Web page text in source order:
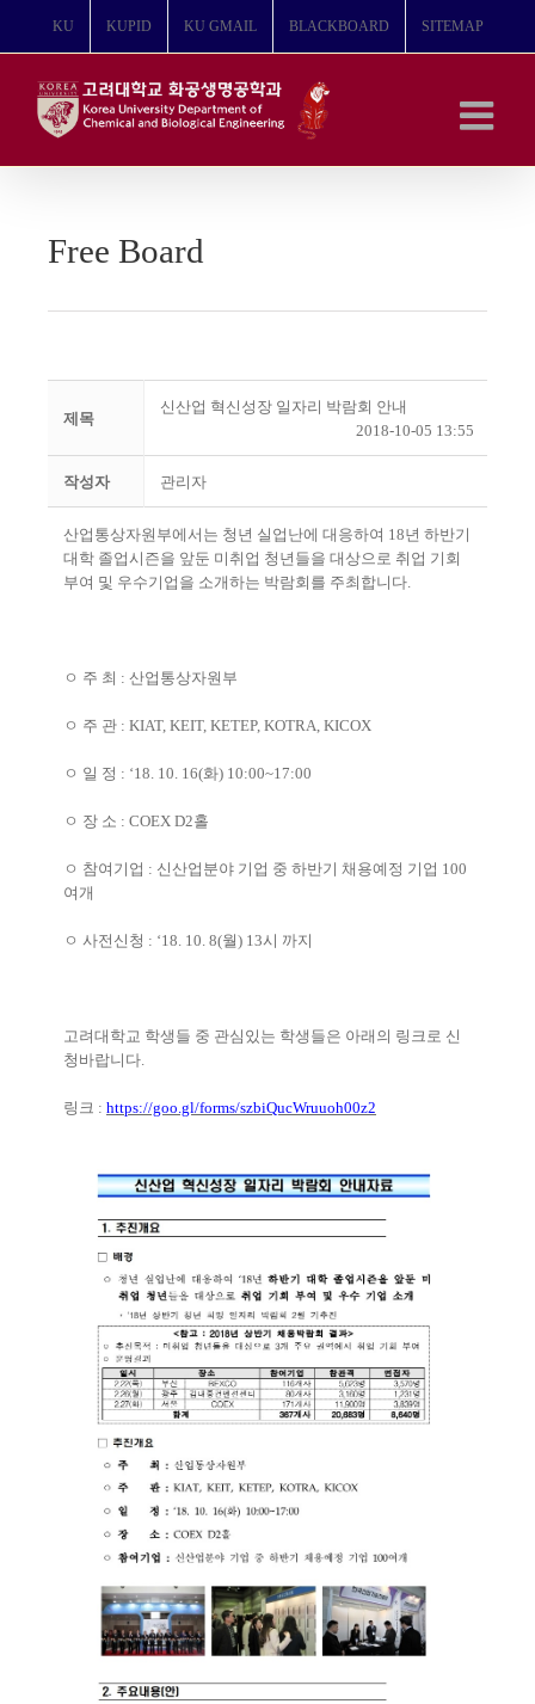
뛰
KU KUPID KU GMAIL BLACKBOARD SITEMAP
Free Board
제목
신산업 혁신성장 일자리 박람회 안내
2018-10-05 13:55
작성자 관리자
산업통상자원부에서는 청년 실업난에 대응하여 18년 하반기
대학 졸업시즌을 앞둔 미취업 청년들을 대상으로 취업 기회
부여 및 우수기업을 소개하는 박람회를 주최합니다.
ㅇ 주 최 : 산업통상자원부
ㅇ 주 관 : KIAT, KEIT, KETEP, KOTRA, KICOX
ㅇ 일 정 : ‘18. 10. 16(화) 10:00~17:00
ㅇ 장 소 : COEX D2홀
ㅇ 참여기업 : 신산업분야 기업 중 하반기 채용예정 기업 100
여개
ㅇ 사전신청 : ‘18. 10. 8(월) 13시 까지
고려대학교 학생들 중 관심있는 학생들은 아래의 링크로 신
청바랍니다.
링크 : https://goo.gl/forms/szbiQucWruuoh00z2